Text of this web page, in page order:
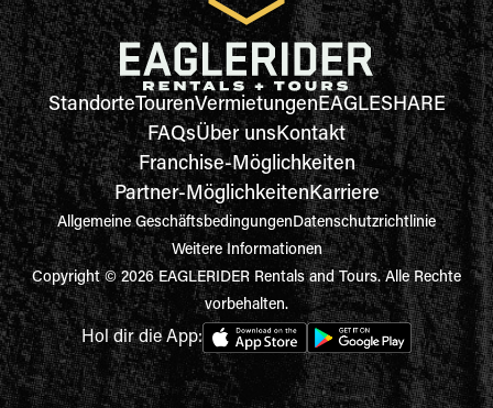
StandorteTourenVermietungenEAGLESHARE
FAQsÜber unsKontakt
Franchise-Möglichkeiten
Partner-MöglichkeitenKarriere
Allgemeine GeschäftsbedingungenDatenschutzrichtlinie
Weitere Informationen
Copyright © 2026 EAGLERIDER Rentals and Tours. Alle Rechte
vorbehalten.
Hol dir die App: